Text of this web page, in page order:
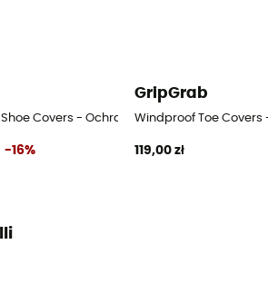
Shoe Covers - Ochraniacze na buty rowerowe
-16%
GripGrab
Windproof Toe
119,00 zł